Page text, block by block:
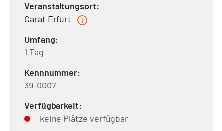
Veranstaltungsort:
Carat Erfurt
Umfang:
1 Tag
Kennnummer:
39-0007
Verfügbarkeit:
keine Plätze verfügbar